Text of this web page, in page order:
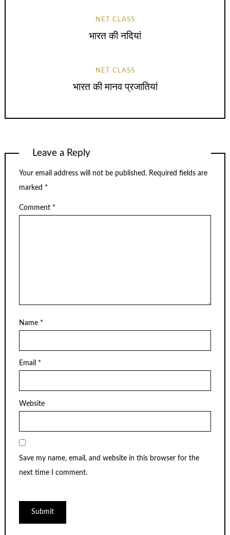
NET CLASS
भारत की नदियां
NET CLASS
भारत की मानव प्रजातियां
Leave a Reply
Your email address will not be published. Required fields are
marked *
Comment *
Name *
Email *
Website
Save my name, email, and website in this browser for the
next time I comment.